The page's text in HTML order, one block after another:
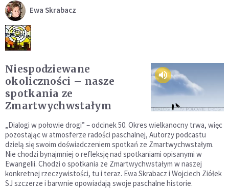
Ewa Skrabacz
Niespodziewane
okoliczności – nasze
spotkania ze
Zmartwychwstałym
„Dialogi w połowie drogi” – odcinek 50. Okres wielkanocny trwa, więc
pozostając w atmosferze radości paschalnej, Autorzy podcastu
dzielą się swoim doświadczeniem spotkań ze Zmartwychwstałym.
Nie chodzi bynajmniej o refleksję nad spotkaniami opisanymi w
Ewangelii. Chodzi o spotkania ze Zmartwychwstałym w naszej
konkretnej rzeczywistości, tu i teraz. Ewa Skrabacz i Wojciech Ziółek
SJ szczerze i barwnie opowiadają swoje paschalne historie.